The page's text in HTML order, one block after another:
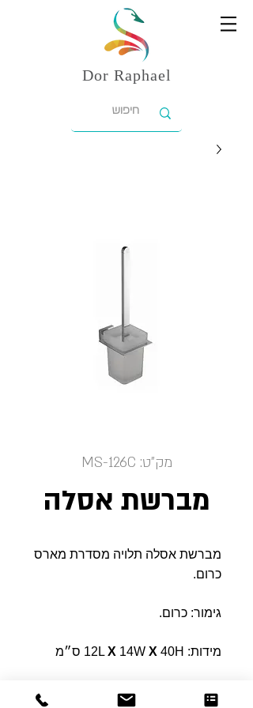
Dor Raphael
מק"ט: MS-126C
מברשת אסלה
מברשת אסלה תלויה מסדרת מארס
כרום.
גימור: כרום.
מידות: 12L X 14W X 40H ס״מ